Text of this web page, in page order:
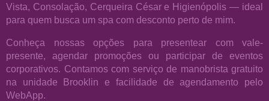
Vista, Consolação, Cerqueira César e Higienópolis — ideal
para quem busca um spa com desconto perto de mim.
Conheça nossas opções para presentear com vale-
presente, agendar promoções ou participar de eventos
corporativos. Contamos com serviço de manobrista gratuito
na unidade Brooklin e facilidade de agendamento pelo
WebApp.